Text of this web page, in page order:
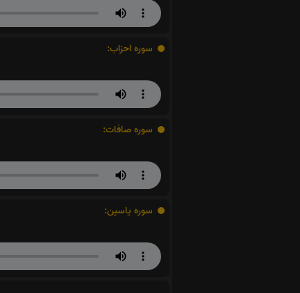
سوره احزاب:
سوره صافات:
سوره یاسین: